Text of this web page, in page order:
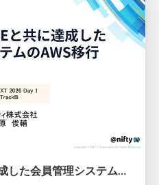
Embedded SREと共に達成した会員管理システムのAWS移行 - SRE NEXT 2026 ランチスポンサーセッション